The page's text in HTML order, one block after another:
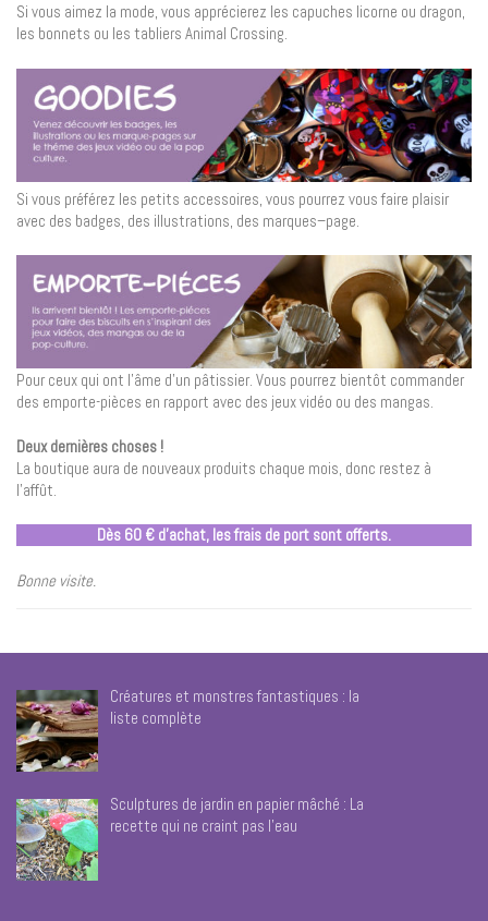
Si vous aimez la mode, vous apprécierez les capuches licorne ou dragon,
les bonnets ou les tabliers Animal Crossing.
Si vous préférez les petits accessoires, vous pourrez vous faire plaisir
avec des badges, des illustrations, des marques–page.
Pour ceux qui ont l’âme d’un pâtissier. Vous pourrez bientôt commander
des emporte-pièces en rapport avec des jeux vidéo ou des mangas.
Deux dernières choses !
La boutique aura de nouveaux produits chaque mois, donc restez à
l’affût.
Dès 60 € d’achat, les frais de port sont offerts.
Bonne visite.
Créatures et monstres fantastiques : la
liste complète
Sculptures de jardin en papier mâché : La
recette qui ne craint pas l’eau